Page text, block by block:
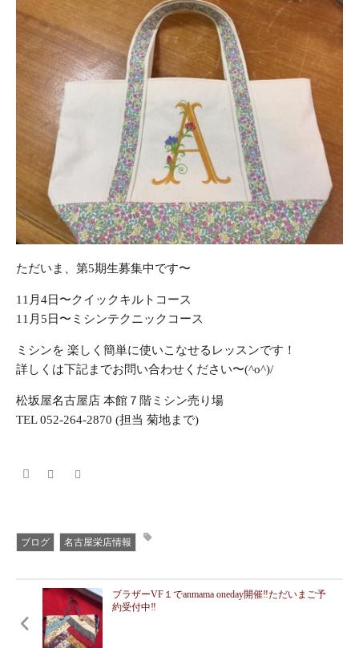
ただいま、第5期生募集中です〜
11月4日〜クイックキルトコース
11月5日〜ミシンテクニックコース
ミシンを 楽しく簡単に使いこなせるレッスンです！
詳しくは下記までお問い合わせください〜(^o^)/
松坂屋名古屋店 本館７階ミシン売り場
TEL 052-264-2870 (担当 菊地まで)
ブログ 名古屋栄店情報
ブラザーVF１でanmama oneday開催‼️ただいまご予
約受付中‼️